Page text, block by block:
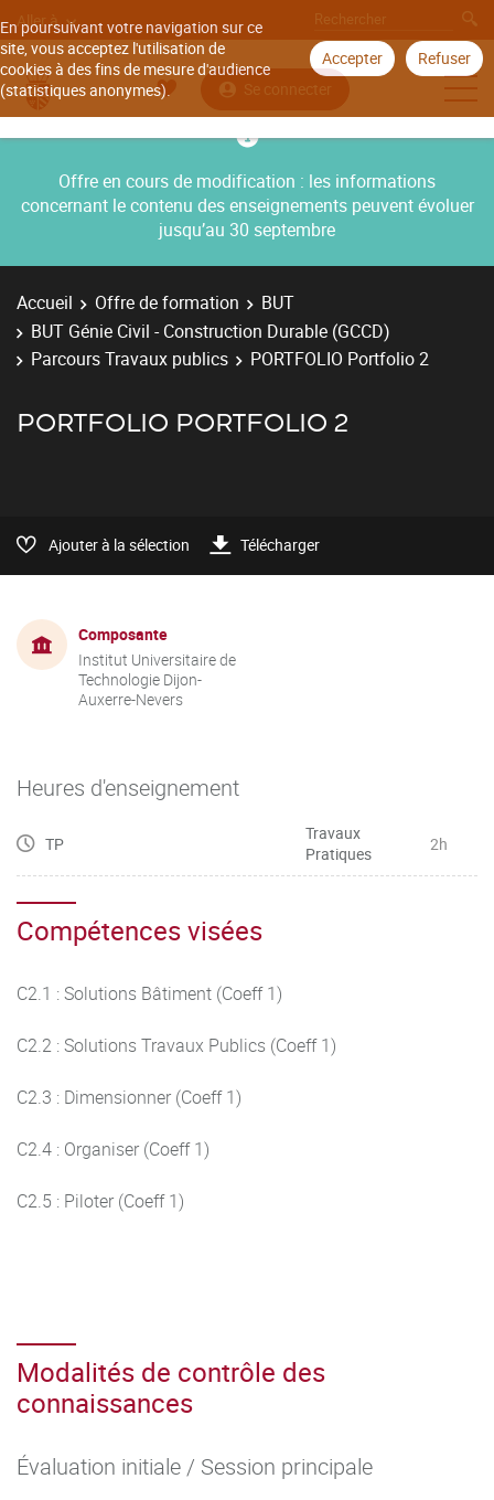
En poursuivant votre navigation sur ce
site, vous acceptez l'utilisation de
cookies à des fins de mesure d'audience
(statistiques anonymes).
Accepter Refuser
Aller à
Se connecter
Offre en cours de modification : les informations
concernant le contenu des enseignements peuvent évoluer
jusqu’au 30 septembre
Accueil Offre de formation
BUT
BUT Génie Civil - Construction Durable (GCCD)
Parcours Travaux publics
PORTFOLIO Portfolio 2
PORTFOLIO PORTFOLIO 2
Ajouter à la sélection Télécharger
Composante
Institut Universitaire de
Technologie Dijon-
Auxerre-Nevers
Heures d'enseignement
TP
Travaux
Pratiques
2h
Compétences visées
C2.1 : Solutions Bâtiment (Coeff 1)
C2.2 : Solutions Travaux Publics (Coeff 1)
C2.3 : Dimensionner (Coeff 1)
C2.4 : Organiser (Coeff 1)
C2.5 : Piloter (Coeff 1)
Modalités de contrôle des
connaissances
Évaluation initiale / Session principale